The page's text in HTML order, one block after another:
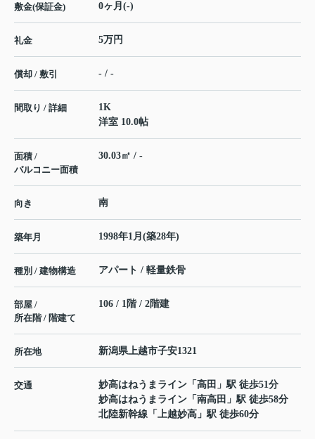
敷金(保証金) 0ヶ月(-)
礼金 5万円
償却 / 敷引 - / -
間取り / 詳細
1K
洋室 10.0帖
面積 /
バルコニー面積
30.03㎡ / -
向き 南
築年月 1998年1月(築28年)
種別 / 建物構造 アパート / 軽量鉄骨
部屋 /
所在階 / 階建て
106 / 1階 / 2階建
所在地 新潟県上越市子安1321
交通 妙高はねうまライン 「 高田 」駅 徒歩51分
妙高はねうまライン 「 南高田 」駅 徒歩58分
北陸新幹線 「 上越妙高 」駅 徒歩60分